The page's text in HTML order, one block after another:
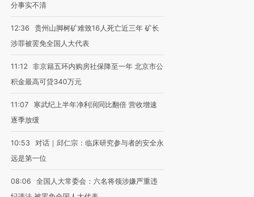
分事实不清
12:36
贵州山脚树矿难致16人死亡近三年 矿长
涉罪被罢免全国人大代表
11:12 非京籍五环内购房社保降至一年 北京市公
积金最高可贷340万元
11:07
寒武纪上半年净利润同比翻倍 营收增速
逐季放缓
10:53
对话｜邱仁宗：临床研究参与者的安全永
远是第一位
08:06
全国人大常委会：六名将领涉嫌严重违